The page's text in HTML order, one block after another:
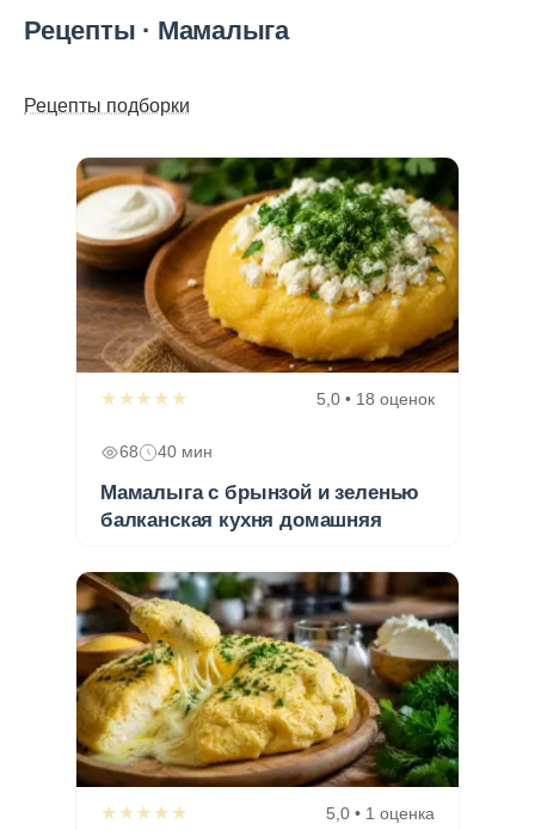
Рецепты · Мамалыга
Рецепты подборки
★★★★★ 5,0 • 18 оценок
68 40 мин
Мамалыга с брынзой и зеленью
балканская кухня домашняя
★★★★★ 5,0 • 1 оценка